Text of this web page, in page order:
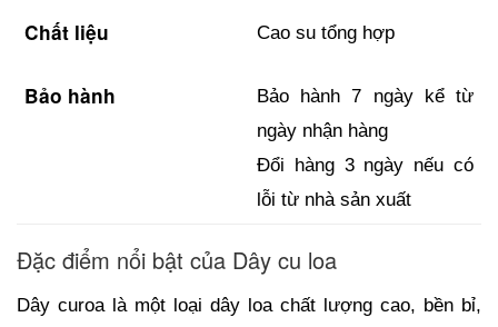
Chất liệu Cao su tổng hợp
Bảo hành
Bảo hành 7 ngày kể từ
ngày nhận hàng
Đổi hàng 3 ngày nếu có
lỗi từ nhà sản xuất
Đặc điểm nổi bật của Dây cu loa
Dây curoa là một loại dây loa chất lượng cao, bền bỉ,